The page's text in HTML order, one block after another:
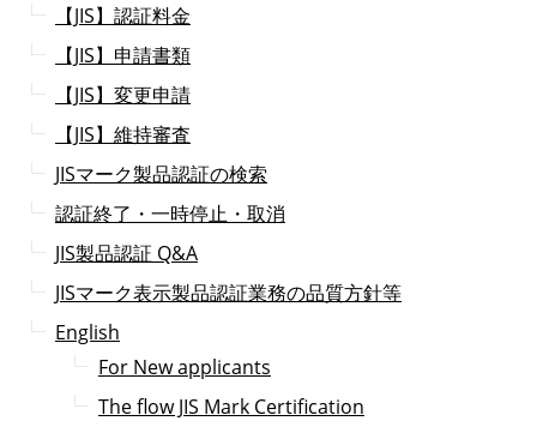
【JIS】認証料金
【JIS】申請書類
【JIS】変更申請
【JIS】維持審査
JISマーク製品認証の検索
認証終了・一時停止・取消
JIS製品認証 Q&A
JISマーク表示製品認証業務の品質方針等
English
For New applicants
The flow JIS Mark Certification